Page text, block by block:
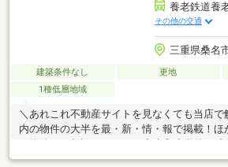
養老鉄道養
その他の交通
三重県桑名
建築条件なし 更地
1種低層地域
＼あれこれ不動産サイトを見なくても当店で
内の物件の大半を最・新・情・報で掲載！ほ
で徒歩約10分◆きよたけ公園まで徒歩約2分